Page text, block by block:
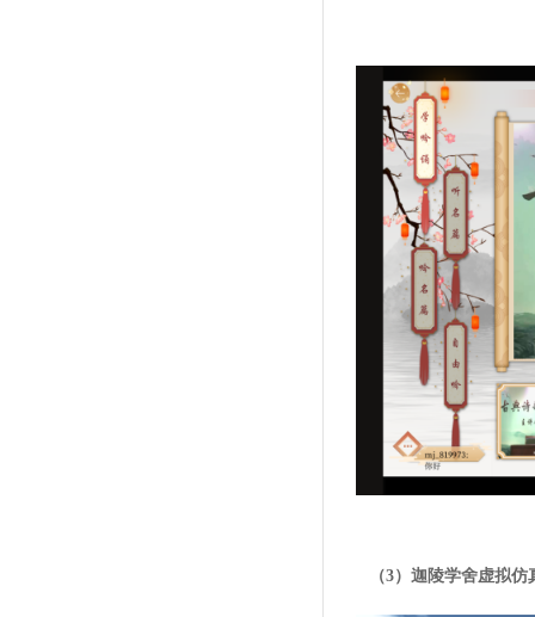
（3）迦陵学舍虚拟仿